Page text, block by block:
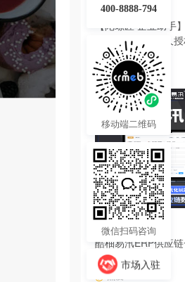
6980.00
【陀螺匠·企业助手
理系统独立版永久
热度 15
4680.00
酷柚易汛ERP供应
系统
热度 14
400-8888-794
移动端二维码
微信扫码咨询
市场入驻